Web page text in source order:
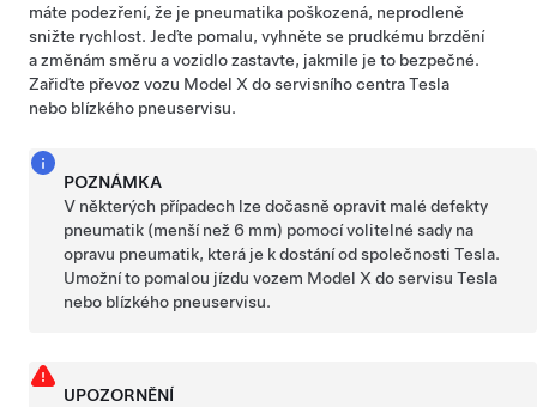
máte podezření, že je pneumatika poškozená, neprodleně
snižte rychlost. Jeďte pomalu, vyhněte se prudkému brzdění
a změnám směru a vozidlo zastavte, jakmile je to bezpečné.
Zařiďte převoz vozu Model X do servisního centra Tesla
nebo blízkého pneuservisu.
POZNÁMKA
V některých případech lze dočasně opravit malé defekty
pneumatik (menší než 6 mm) pomocí volitelné sady na
opravu pneumatik, která je k dostání od společnosti Tesla.
Umožní to pomalou jízdu vozem Model X do servisu Tesla
nebo blízkého pneuservisu.
UPOZORNĚNÍ